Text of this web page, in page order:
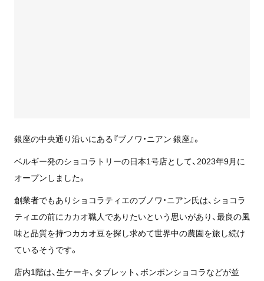
銀座の中央通り沿いにある『ブノワ・ニアン 銀座』。
ベルギー発のショコラトリーの日本1号店として、2023年9月に
オープンしました。
創業者でもありショコラティエのブノワ・ニアン氏は、ショコラ
ティエの前にカカオ職人でありたいという思いがあり、最良の風
味と品質を持つカカオ豆を探し求めて世界中の農園を旅し続け
ているそうです。
店内1階は、生ケーキ、タブレット、ボンボンショコラなどが並